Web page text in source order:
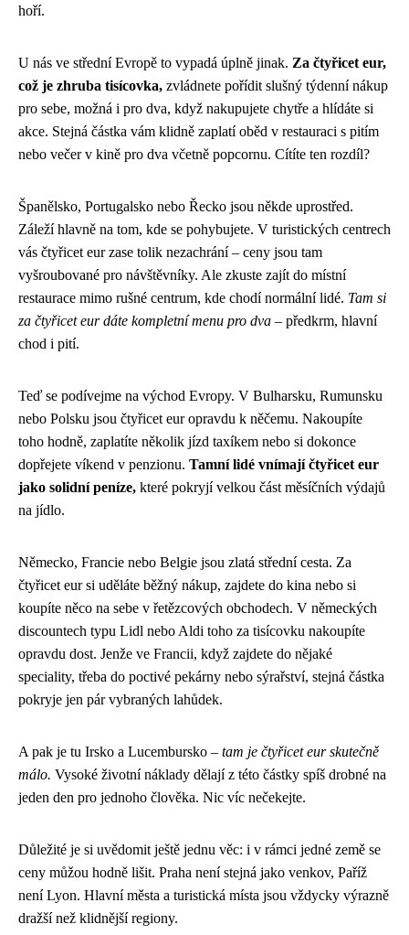
hoří.
U nás ve střední Evropě to vypadá úplně jinak. Za čtyřicet eur,
což je zhruba tisícovka, zvládnete pořídit slušný týdenní nákup
pro sebe, možná i pro dva, když nakupujete chytře a hlídáte si
akce. Stejná částka vám klidně zaplatí oběd v restauraci s pitím
nebo večer v kině pro dva včetně popcornu. Cítíte ten rozdíl?
Španělsko, Portugalsko nebo Řecko jsou někde uprostřed.
Záleží hlavně na tom, kde se pohybujete. V turistických centrech
vás čtyřicet eur zase tolik nezachrání – ceny jsou tam
vyšroubované pro návštěvníky. Ale zkuste zajít do místní
restaurace mimo rušné centrum, kde chodí normální lidé. Tam si
za čtyřicet eur dáte kompletní menu pro dva – předkrm, hlavní
chod i pití.
Teď se podívejme na východ Evropy. V Bulharsku, Rumunsku
nebo Polsku jsou čtyřicet eur opravdu k něčemu. Nakoupíte
toho hodně, zaplatíte několik jízd taxíkem nebo si dokonce
dopřejete víkend v penzionu. Tamní lidé vnímají čtyřicet eur
jako solidní peníze, které pokryjí velkou část měsíčních výdajů
na jídlo.
Německo, Francie nebo Belgie jsou zlatá střední cesta. Za
čtyřicet eur si uděláte běžný nákup, zajdete do kina nebo si
koupíte něco na sebe v řetězcových obchodech. V německých
discountech typu Lidl nebo Aldi toho za tisícovku nakoupíte
opravdu dost. Jenže ve Francii, když zajdete do nějaké
speciality, třeba do poctivé pekárny nebo sýrařství, stejná částka
pokryje jen pár vybraných lahůdek.
A pak je tu Irsko a Lucembursko – tam je čtyřicet eur skutečně
málo. Vysoké životní náklady dělají z této částky spíš drobné na
jeden den pro jednoho člověka. Nic víc nečekejte.
Důležité je si uvědomit ještě jednu věc: i v rámci jedné země se
ceny můžou hodně lišit. Praha není stejná jako venkov, Paříž
není Lyon. Hlavní města a turistická místa jsou vždycky výrazně
dražší než klidnější regiony.